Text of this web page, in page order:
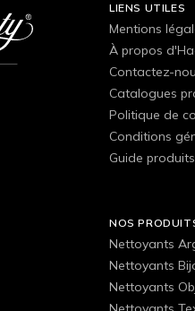
LIENS UTILES
Mentions
À propos
Contactez-
Catalogues
Politique de
Conditions
Guide produits
NOS
Nettoyants
Nettoyants
Nettoyants